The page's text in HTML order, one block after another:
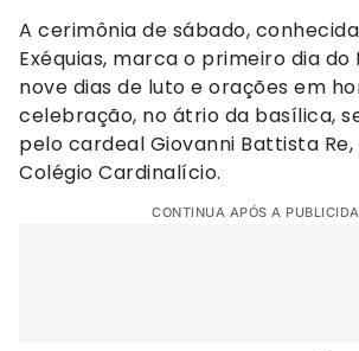
A cerimônia de sábado,
Exéquias, marca o primeiro dia do
nove dias de luto e orações em
celebração, no átrio da basílica,
pelo cardeal Giovanni Battista
Colégio Cardinalício.
CONTINUA APÓS A